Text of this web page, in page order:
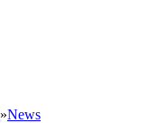
»News